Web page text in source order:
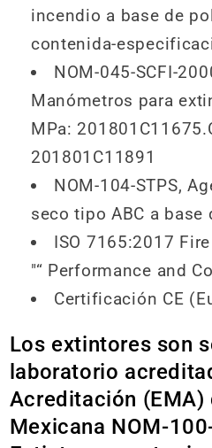
incendio a base de
contenida-
NOM-045-SCFI-
Manómetros para
MPa:
201801C11891
NOM-104-STPS,
seco tipo ABC a
ISO 7165:2017
"“ Performance and
Certificación CE
Los extintores son
laboratorio
Acreditación (EMA)
Mexicana NOM-